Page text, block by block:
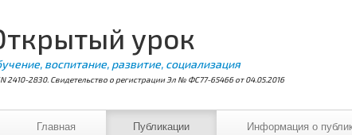
урок
воспитание, развитие, социализация
2410-2830. Свидетельство о регистрации Эл № ФС77-65466 от 04.05.2016
Главная Публикации Информация о